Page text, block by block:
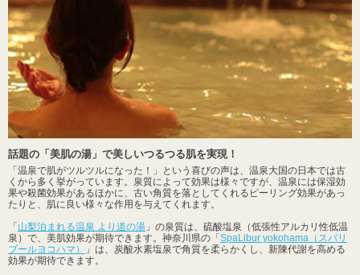
話題の「美肌の湯」で美しいつるつる肌を実現！
「温泉で肌がツルツルになった！」という喜びの声は、温泉大国の日本では古
くから多く挙がっています。泉質によって効果は様々ですが、温泉には保湿効
果や殺菌効果があるほかに、古い角質を落としてくれるピーリング効果があっ
たりと、肌に良い様々な作用を与えてくれます。
「山梨泊まれる温泉 より道の湯 」の泉質は、硫酸塩泉（低張性アルカリ性低温
泉）で、美肌効果が期待できます。神奈川県の「SpaLibur yokohama（スパリ
ブールヨコハマ）
」は、炭酸水素塩泉で角質を柔らかくし、新陳代謝を高める
効果が期待できます。